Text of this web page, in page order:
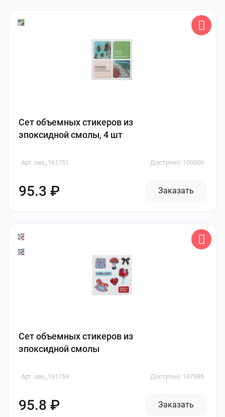
Сет объемных стикеров из
эпоксидной смолы, 4 шт
Арт. oas_161751 Доступно: 100006
95.3 ₽ Заказать
Сет объемных стикеров из
эпоксидной смолы
Арт. oas_161759 Доступно: 107985
95.8 ₽ Заказать